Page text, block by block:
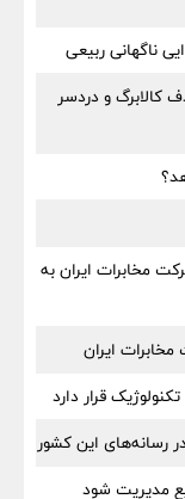
ناگهانی ربیعی
کالابرگ و دردسر
مخابرات ایران به
ایران
قرار دارد
رسانه‌های این کشور
مدیریت شود